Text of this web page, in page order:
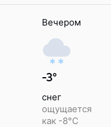
Вечером
-3°
снег
ощущается
как -8°C